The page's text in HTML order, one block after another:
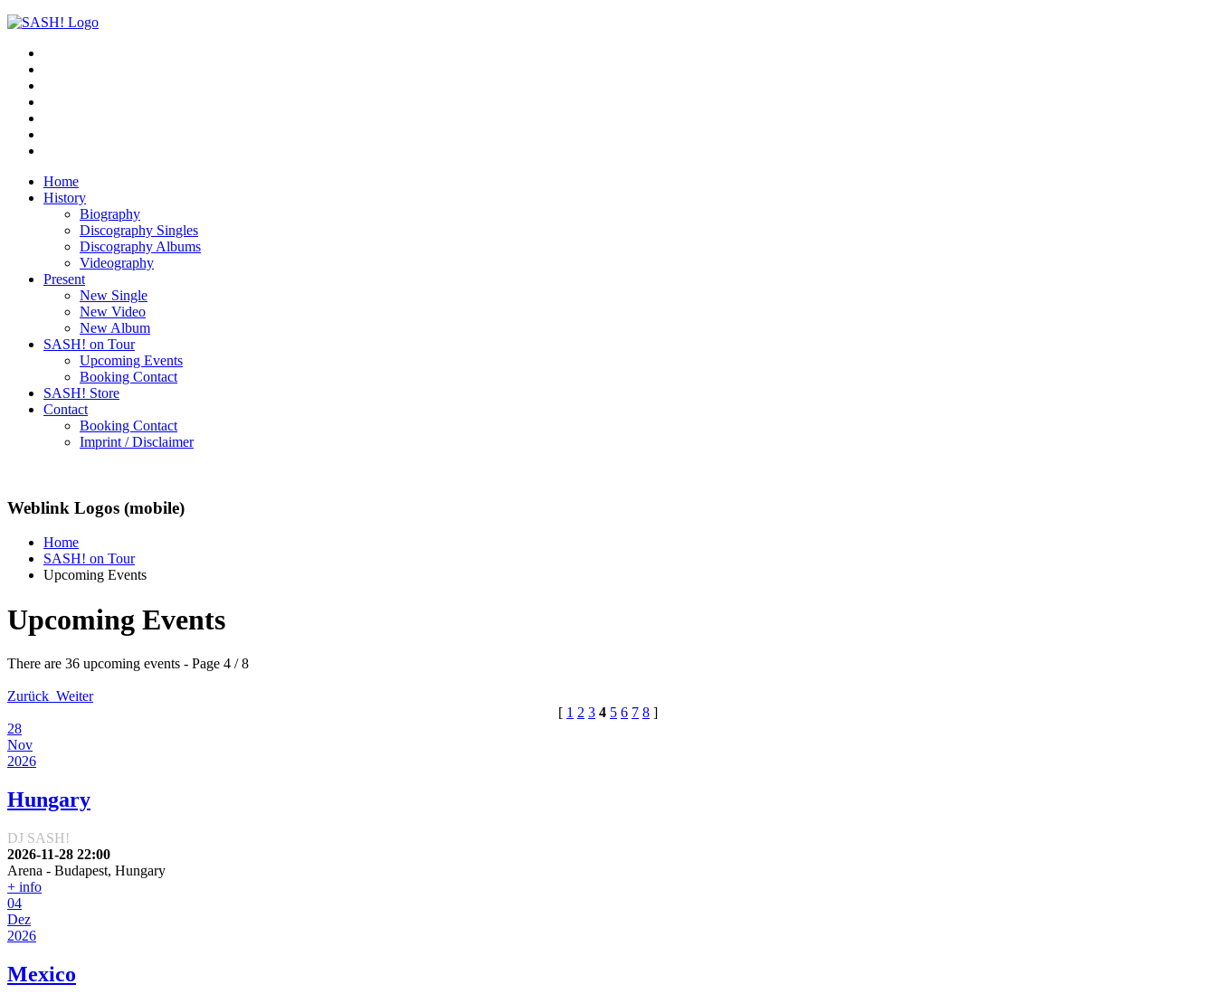
Home
History
Biography
Discography Singles
Discography Albums
Videography
Present
New Single
New Video
New Album
SASH! on Tour
Upcoming Events
Booking Contact
SASH! Store
Contact
Booking Contact
Imprint / Disclaimer
Weblink Logos (mobile)
Home
SASH! on Tour
Upcoming Events
Upcoming Events
There are 36 upcoming events - Page 4 / 8
Zurück Weiter
[ 1 2 3 4 5 6 7 8 ]
28
Nov
2026
Hungary
DJ SASH!
2026-11-28 22:00
Arena - Budapest, Hungary
+ info
04
Dez
2026
Mexico